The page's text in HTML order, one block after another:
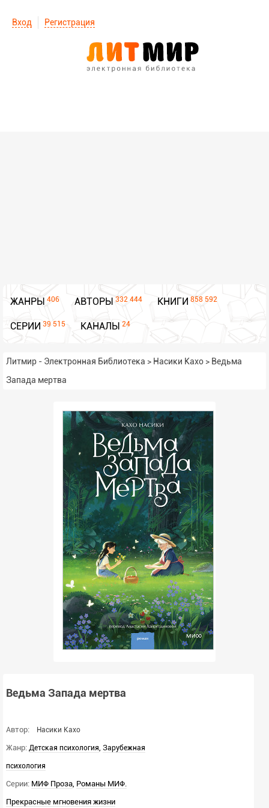
Вход Регистрация
ЖАНРЫ 406 АВТОРЫ 332 444 КНИГИ 858 592
СЕРИИ 39 515 КАНАЛЫ 24
Литмир - Электронная Библиотека > Насики Кахо > Ведьма
Запада мертва
Ведьма Запада мертва
Автор: Насики Кахо
Жанр: Детская психология, Зарубежная
психология
Серии: МИФ Проза, Романы МИФ.
Прекрасные мгновения жизни